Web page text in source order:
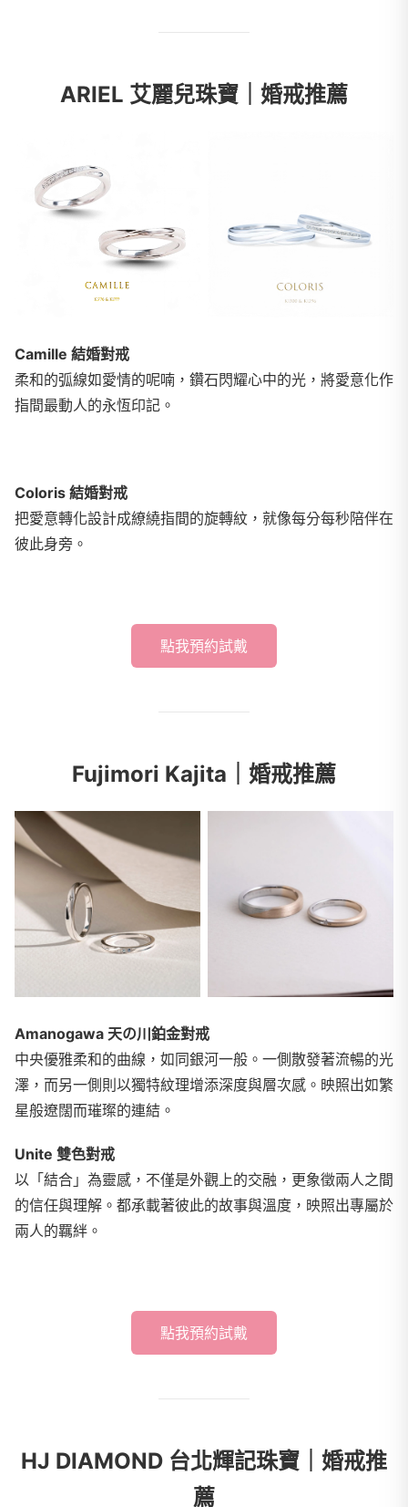
ARIEL 艾麗兒珠寶｜婚戒推薦
Camille 結婚對戒
柔和的弧線如愛情的呢喃，鑽石閃耀心中的光，將愛意化作
指間最動人的永恆印記。
Coloris 結婚對戒
把愛意轉化設計成繚繞指間的旋轉紋，就像每分每秒陪伴在
彼此身旁。
點我預約試戴
Fujimori Kajita｜婚戒推薦
Amanogawa 天の川鉑金對戒
中央優雅柔和的曲線，如同銀河一般。一側散發著流暢的光
澤，而另一側則以獨特紋理增添深度與層次感。映照出如繁
星般遼闊而璀璨的連結。
Unite 雙色對戒
以「結合」為靈感，不僅是外觀上的交融，更象徵兩人之間
的信任與理解。都承載著彼此的故事與溫度，映照出專屬於
兩人的羈絆。
點我預約試戴
HJ DIAMOND 台北輝記珠寶｜婚戒推
薦